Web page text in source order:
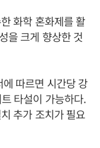
화학 혼화제를 활
을 크게 향상한 것
따르면 시간당 강
타설이 가능하다.
추가 조치가 필요